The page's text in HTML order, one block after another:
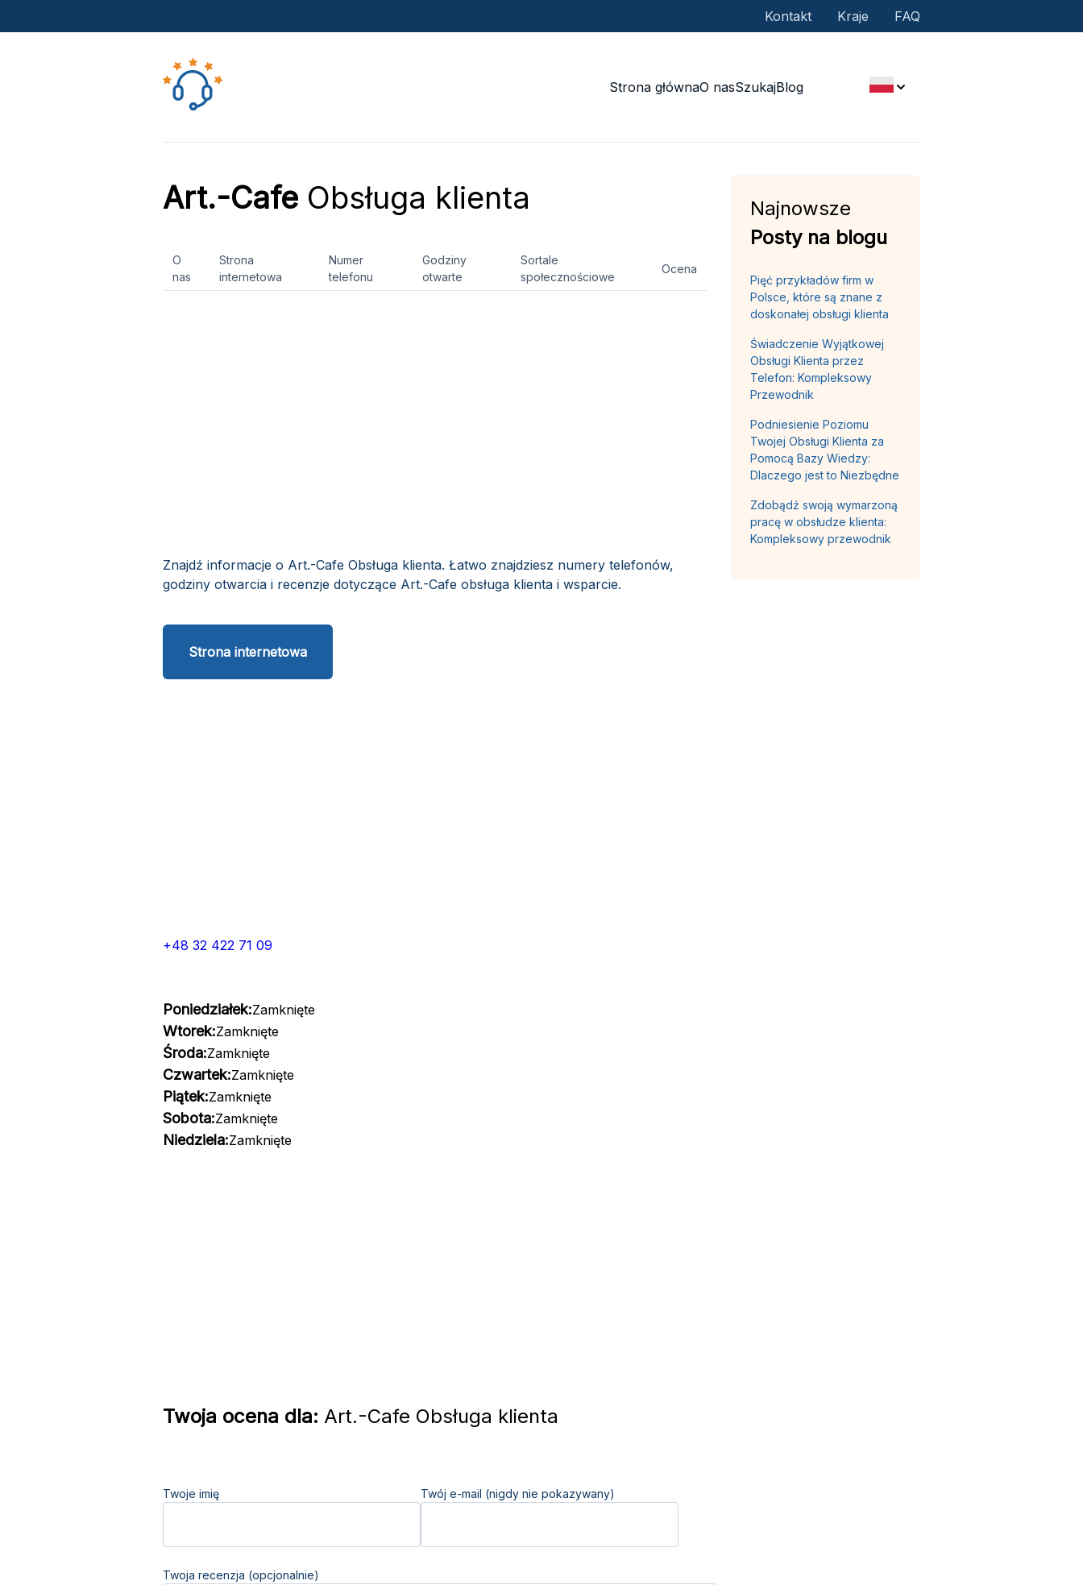
Kontakt Kraje FAQ
Strona głównaO nasSzukajBlog
Art.-CafeObsługa klienta
O
nas
Strona
internetowa
Numer
telefonu
Godziny
otwarte
Sortale
społecznościowe
Ocena
Znajdź informacje o Art.-Cafe Obsługa klienta. Łatwo znajdziesz numery telefonów,
godziny otwarcia i recenzje dotyczące Art.-Cafe obsługa klienta i wsparcie.
Strona internetowa
+48 32 422 71 09
Poniedziałek:Zamknięte
Wtorek:Zamknięte
Środa:Zamknięte
Czwartek:Zamknięte
Piątek:Zamknięte
Sobota:Zamknięte
Niedziela:Zamknięte
Twoja ocena dla: Art.-Cafe Obsługa klienta
Twoje imię Twój e-mail (nigdy nie pokazywany)
Twoja recenzja (opcjonalnie)
Najnowsze
Posty na blogu
Pięć przykładów firm w
Polsce, które są znane z
doskonałej obsługi klienta
Świadczenie Wyjątkowej
Obsługi Klienta przez
Telefon: Kompleksowy
Przewodnik
Podniesienie Poziomu
Twojej Obsługi Klienta za
Pomocą Bazy Wiedzy:
Dlaczego jest to Niezbędne
Zdobądź swoją wymarzoną
pracę w obsłudze klienta:
Kompleksowy przewodnik